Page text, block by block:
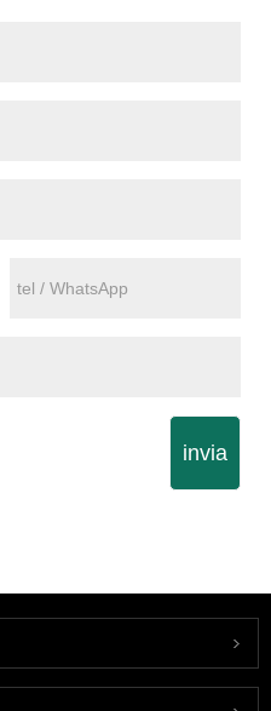
invia